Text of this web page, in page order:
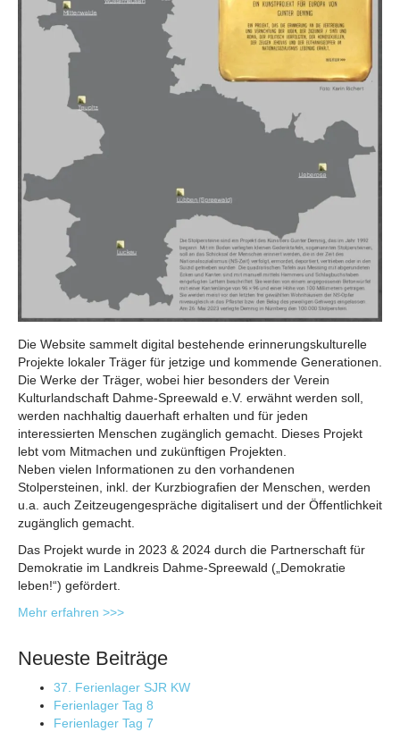
Die Website sammelt digital bestehende erinnerungskulturelle
Projekte lokaler Träger für jetzige und kommende Generationen.
Die Werke der Träger, wobei hier besonders der Verein
Kulturlandschaft Dahme-Spreewald e.V. erwähnt werden soll,
werden nachhaltig dauerhaft erhalten und für jeden
interessierten Menschen zugänglich gemacht. Dieses Projekt
lebt vom Mitmachen und zukünftigen Projekten.
Neben vielen Informationen zu den vorhandenen
Stolpersteinen, inkl. der Kurzbiografien der Menschen, werden
u.a. auch Zeitzeugengespräche digitalisert und der Öffentlichkeit
zugänglich gemacht.
Das Projekt wurde in 2023 & 2024 durch die Partnerschaft für
Demokratie im Landkreis Dahme-Spreewald („Demokratie
leben!“) gefördert.
Mehr erfahren >>>
Neueste Beiträge
37. Ferienlager SJR KW
Ferienlager Tag 8
Ferienlager Tag 7